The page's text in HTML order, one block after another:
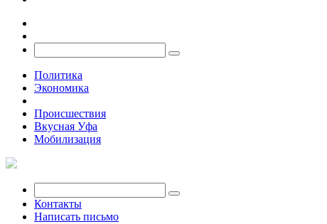
Политика
Экономика
Происшествия
Вкусная Уфа
Мобилизация
Контакты
Написать письмо